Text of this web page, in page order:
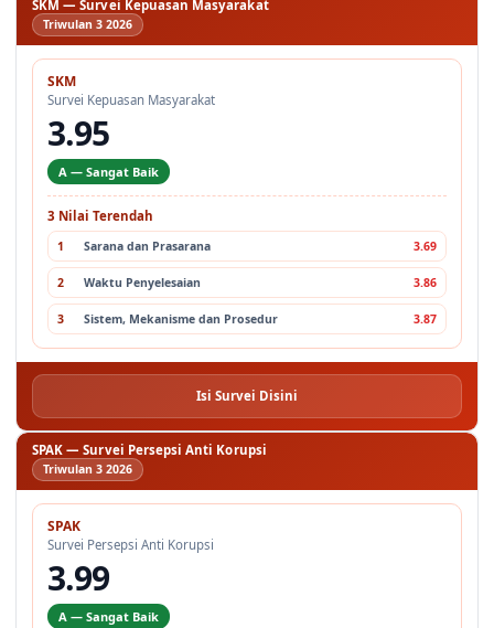
SKM — Survei Kepuasan Masyarakat
Triwulan 3 2026
SKM
Survei Kepuasan Masyarakat
3.95
A — Sangat Baik
3 Nilai Terendah
1 Sarana dan Prasarana 3.69
2 Waktu Penyelesaian 3.86
3 Sistem, Mekanisme dan Prosedur 3.87
Isi Survei Disini
SPAK — Survei Persepsi Anti Korupsi
Triwulan 3 2026
SPAK
Survei Persepsi Anti Korupsi
3.99